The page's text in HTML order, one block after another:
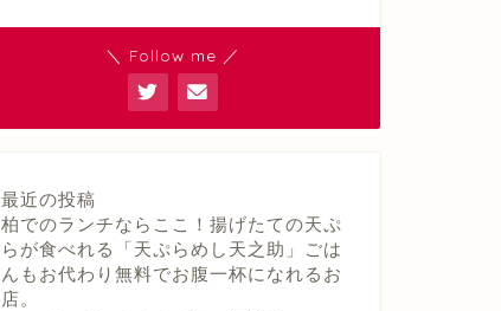
＼ Follow me ／
最近の投稿
柏でのランチならここ！揚げたての天ぷ
らが食べれる「天ぷらめし天之助」ごは
んもお代わり無料でお腹一杯になれるお
店。